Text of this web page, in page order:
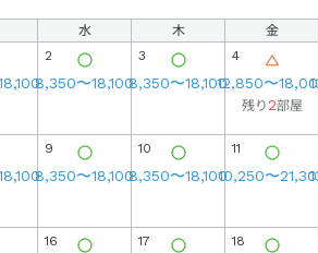
水 木 金
2
8,350〜18,100
3
8,350〜18,100
4
12,850〜
残り2部屋
9
8,350〜18,100
10
8,350〜18,100
11
10,250〜
16 17 18